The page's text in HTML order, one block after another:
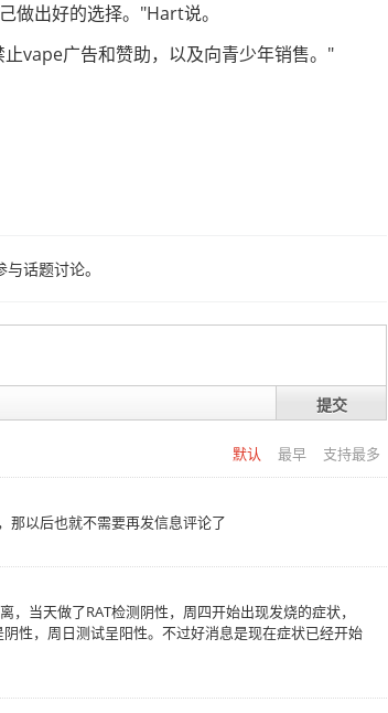
做出好的选择。"Hart说。
vape广告和赞助，以及向青少年销售。"
与话题讨论。
提交
默认 最早 支持最多
那以后也就不需要再发信息评论了
当天做了RAT检测阴性，周四开始出现发烧的症状，
性，周日测试呈阳性。不过好消息是现在症状已经开始